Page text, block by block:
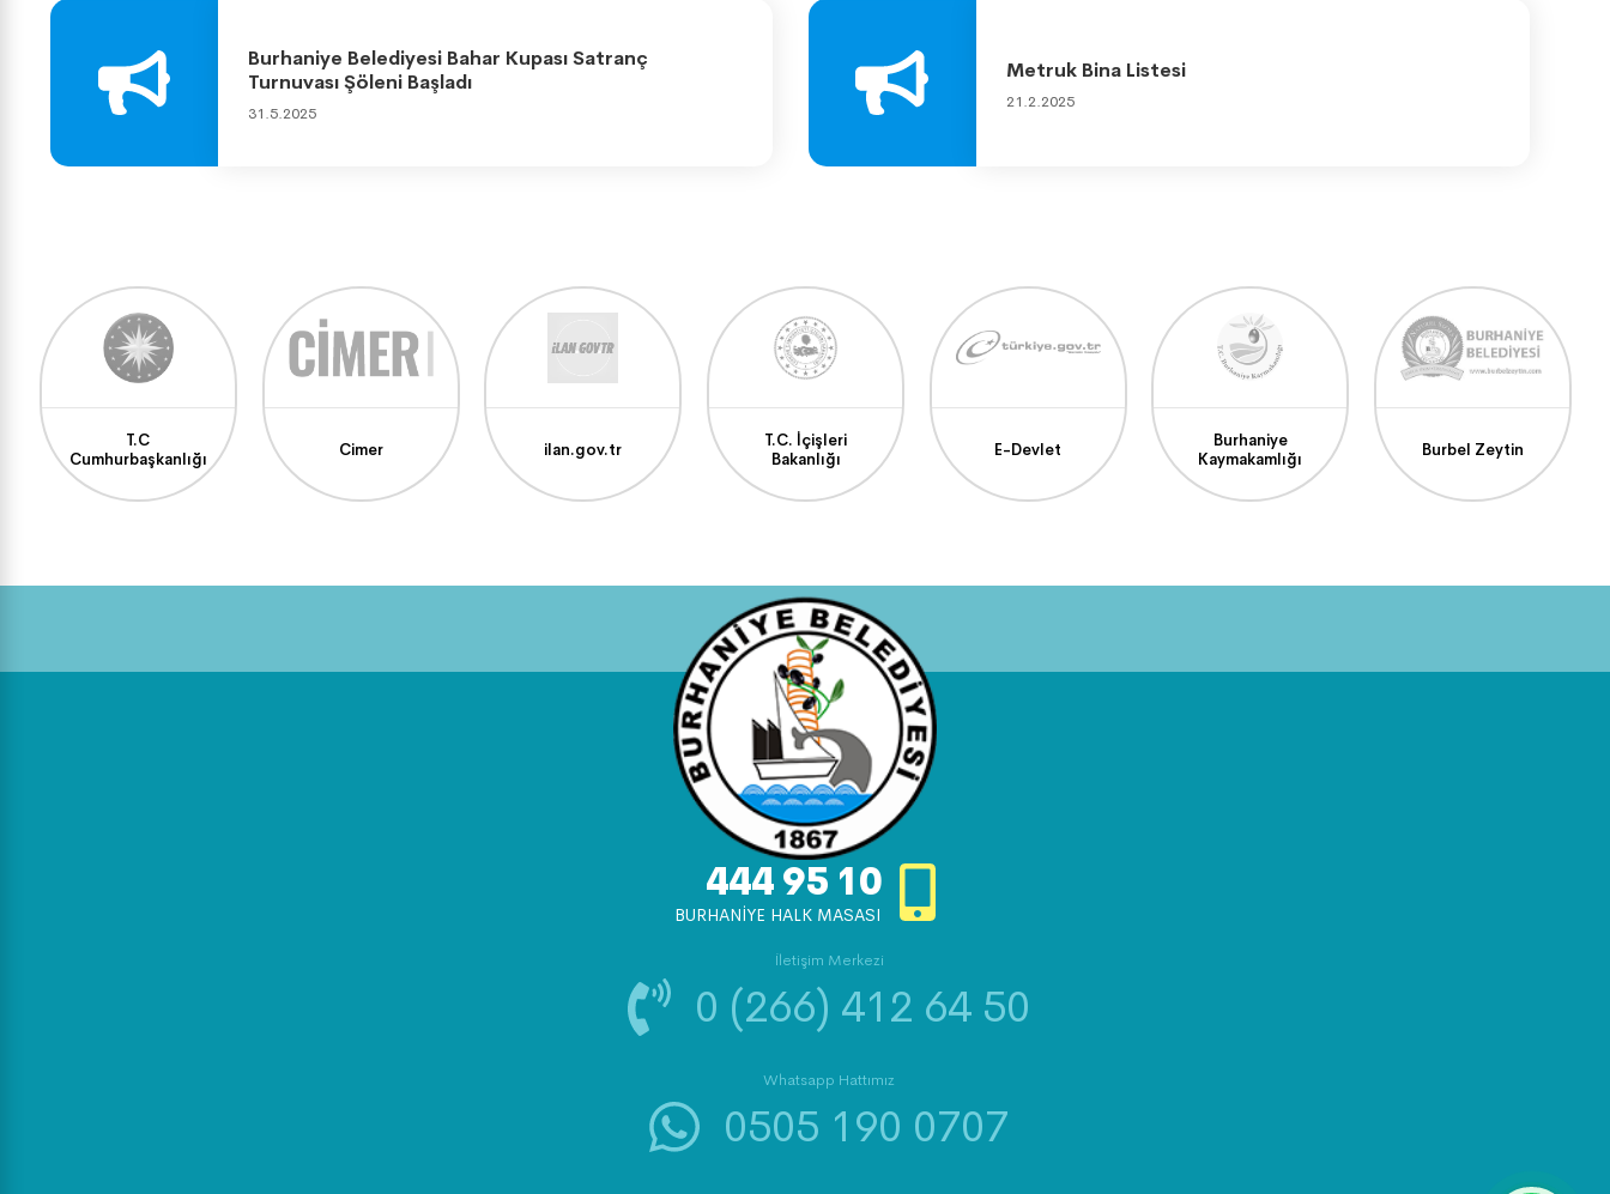
Burhaniye Belediyesi Bahar Kupası Satranç
Turnuvası Şöleni Başladı
31.5.2025
Metruk Bina Listesi
21.2.2025
T.C
Cumhurbaşkanlığı
Cimer ilan.gov.tr
T.C. İçişleri
Bakanlığı
E-Devlet
Burhaniye
Kaymakamlığı
Burbel Zeytin
444 95 10
BURHANİYE HALK MASASI
İletişim Merkezi
0 (266) 412 64 50
Whatsapp Hattımız
0505 190 0707